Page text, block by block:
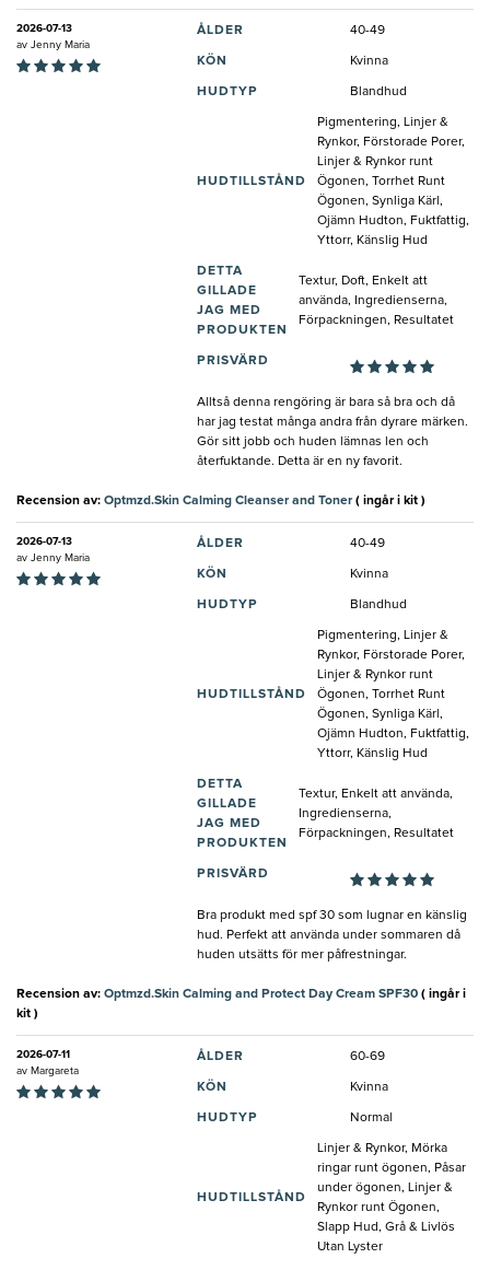
2026-07-13
av Jenny Maria
ÅLDER 40-49
KÖN Kvinna
HUDTYP Blandhud
HUDTILLSTÅND
Pigmentering, Linjer &
Rynkor, Förstorade Porer,
Linjer & Rynkor runt
Ögonen, Torrhet Runt
Ögonen, Synliga Kärl,
Ojämn Hudton, Fuktfattig,
Yttorr, Känslig Hud
DETTA
GILLADE
JAG MED
PRODUKTEN
Textur, Doft, Enkelt att
använda, Ingredienserna,
Förpackningen, Resultatet
PRISVÄRD
Alltså denna rengöring är bara så bra och då
har jag testat många andra från dyrare märken.
Gör sitt jobb och huden lämnas len och
återfuktande. Detta är en ny favorit.
Recension av: Optmzd.Skin Calming Cleanser and Toner( ingår i kit )
2026-07-13
av Jenny Maria
ÅLDER 40-49
KÖN Kvinna
HUDTYP Blandhud
HUDTILLSTÅND
Pigmentering, Linjer &
Rynkor, Förstorade Porer,
Linjer & Rynkor runt
Ögonen, Torrhet Runt
Ögonen, Synliga Kärl,
Ojämn Hudton, Fuktfattig,
Yttorr, Känslig Hud
DETTA
GILLADE
JAG MED
PRODUKTEN
Textur, Enkelt att använda,
Ingredienserna,
Förpackningen, Resultatet
PRISVÄRD
Bra produkt med spf 30 som lugnar en känslig
hud. Perfekt att använda under sommaren då
huden utsätts för mer påfrestningar.
Recension av: Optmzd.Skin Calming and Protect Day Cream SPF30 ( ingår i
kit )
2026-07-11
av Margareta
ÅLDER 60-69
KÖN Kvinna
HUDTYP Normal
HUDTILLSTÅND
Linjer & Rynkor, Mörka
ringar runt ögonen, Påsar
under ögonen, Linjer &
Rynkor runt Ögonen,
Slapp Hud, Grå & Livlös
Utan Lyster